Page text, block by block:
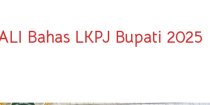
Bahas LKPJ Bupati 2025